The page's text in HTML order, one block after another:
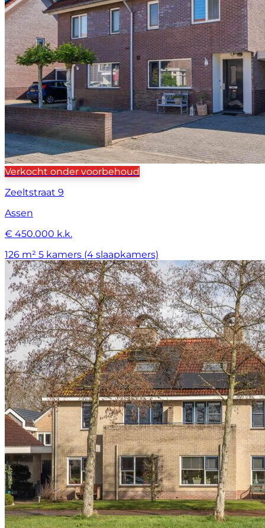
Verkocht onder voorbehoud
Zeeltstraat 9
Assen
€ 450.000 k.k.
126 m² 5 kamers (4 slaapkamers)